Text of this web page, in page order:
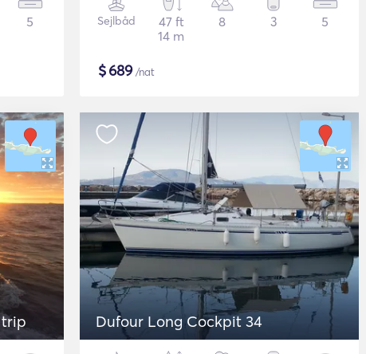
5 Sejlbåd
47 ft
14 m
8 3 5
$689/nat
trip Dufour Long Cockpit 34